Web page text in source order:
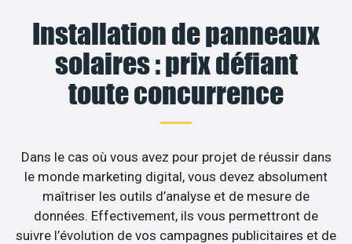
Installation de panneaux
solaires : prix défiant
toute concurrence
Dans le cas où vous avez pour projet de réussir dans
le monde marketing digital, vous devez absolument
maîtriser les outils d’analyse et de mesure de
données. Effectivement, ils vous permettront de
suivre l’évolution de vos campagnes publicitaires et de